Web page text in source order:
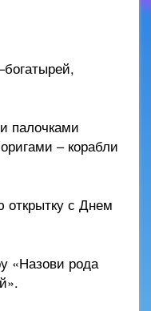
палочками
– корабли
открытку с Днем
«Назови рода